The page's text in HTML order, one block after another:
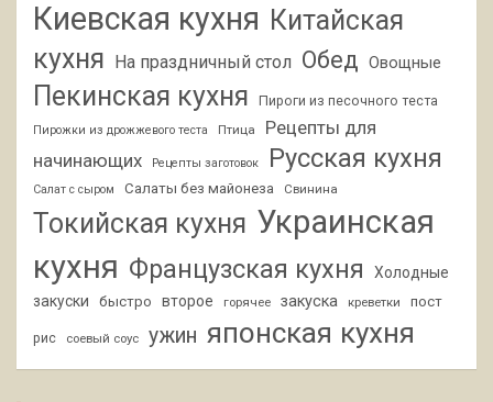
Киевская кухня Китайская
кухня
На праздничный стол Обед Овощные
Пекинская кухня Пироги из песочного теста
Пирожки из дрожжевого теста Птица
Рецепты для
начинающих
Рецепты заготовок Русская кухня
Салат с сыром Салаты без майонеза Свинина
Токийская кухня Украинская
кухня Французская кухня
Холодные
закуски
быстро второе горячее закуска креветки пост
рис соевый соус ужин японская кухня